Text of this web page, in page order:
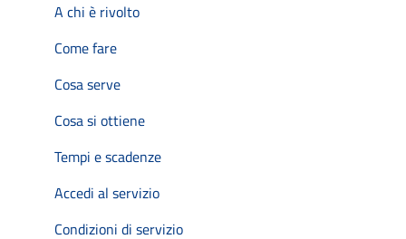
A chi è rivolto
Come fare
Cosa serve
Cosa si ottiene
Tempi e scadenze
Accedi al servizio
Condizioni di servizio